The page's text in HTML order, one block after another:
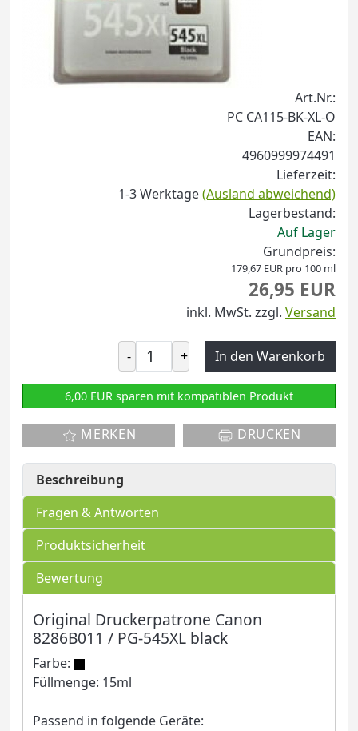
Art.Nr.:
PC CA115-BK-XL-O
EAN:
4960999974491
Lieferzeit:
1-3 Werktage(Ausland abweichend)
Lagerbestand:
Auf Lager
Grundpreis:
179,67 EUR pro 100 ml
26,95 EUR
inkl. MwSt. zzgl. Versand
- + In den Warenkorb
6,00 EUR sparen mit kompatiblen Produkt
MERKEN DRUCKEN
Beschreibung
Fragen & Antworten
Produktsicherheit
Bewertung
Original Druckerpatrone Canon
8286B011 / PG-545XL black
Farbe:
Füllmenge: 15ml
Passend in folgende Geräte: